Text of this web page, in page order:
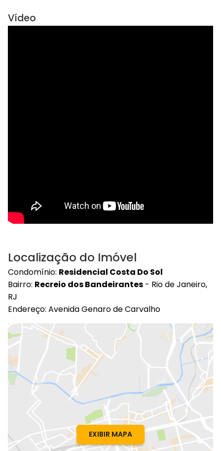
Vídeo
Localização do Imóvel
Condomínio: Residencial Costa Do Sol
Bairro: Recreio dos Bandeirantes - Rio de Janeiro,
RJ
Endereço: Avenida Genaro de Carvalho
EXIBIR MAPA